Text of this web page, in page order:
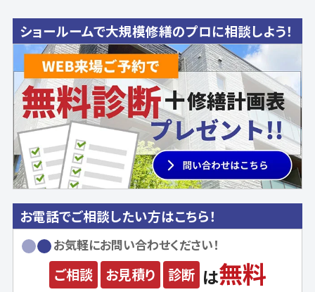
ショールームで大規模修繕のプロに相談しよう！
お電話でご相談したい方はこちら！
お気軽にお問い合わせください！
ご相談 お見積り 診断 は無料